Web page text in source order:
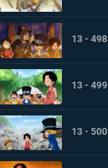
13 - 498
13 - 499
13 - 500